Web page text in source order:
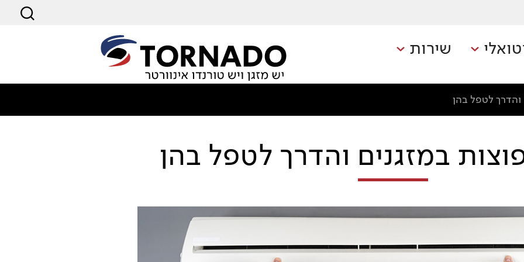
שירות
והדרך לטפל בהן
במזגנים והדרך לטפל בהן